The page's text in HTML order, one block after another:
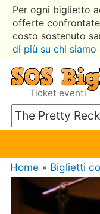
Per ogni biglietto
offerte
costo sostenuto
di più su chi siamo
Ticket eventi
Home » Biglietti